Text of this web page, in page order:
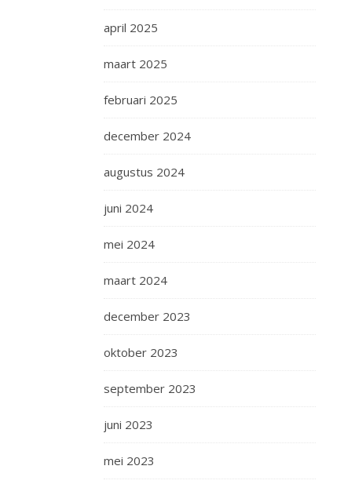
april 2025
maart 2025
februari 2025
december 2024
augustus 2024
juni 2024
mei 2024
maart 2024
december 2023
oktober 2023
september 2023
juni 2023
mei 2023